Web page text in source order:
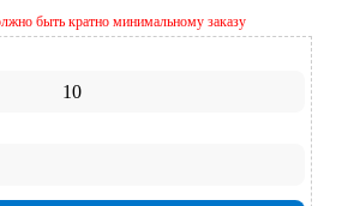
быть кратно минимальному заказу